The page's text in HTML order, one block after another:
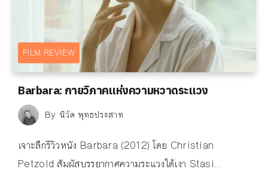
FILM REVIEW
Barbara: กายวิภาคแห่งความหวาดระแวง
By นิวัต พุทธประสาท
เจาะลึกรีวิวหนัง Barbara (2012) โดย Christian
Petzold สัมผัสบรรยากาศความระแวงใต้เงา Stasi...